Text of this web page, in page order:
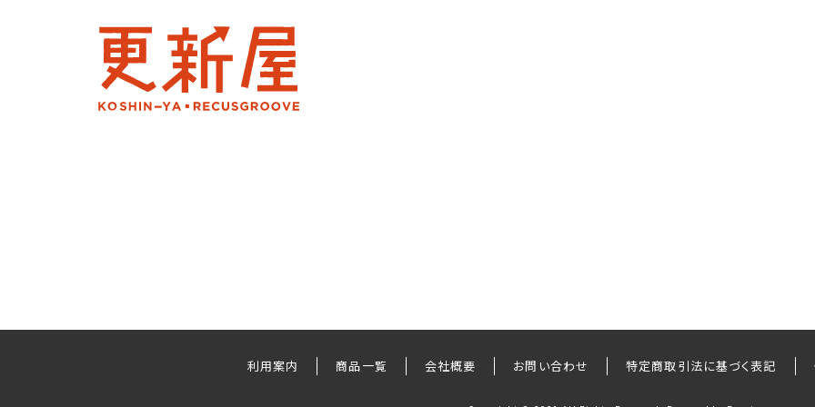
利用案内 商品一覧 会社概要 お問い合わせ 特定商取引法に基づく表記